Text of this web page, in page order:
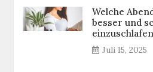
Welche
besser und
Juli 15, 2025